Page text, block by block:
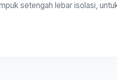
setengah lebar isolasi,